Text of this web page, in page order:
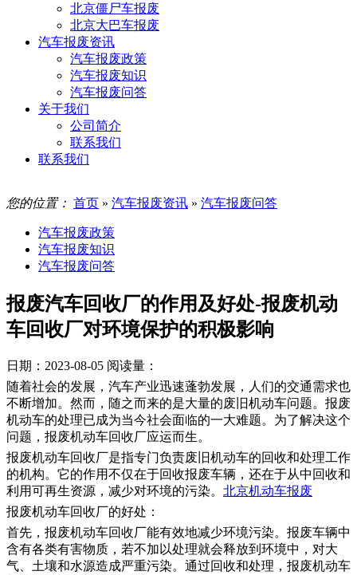
北京僵尸车报废
北京大巴车报废
汽车报废资讯
汽车报废政策
汽车报废知识
汽车报废问答
关于我们
公司简介
联系我们
联系我们
您的位置： 首页 » 汽车报废资讯 » 汽车报废问答
汽车报废政策
汽车报废知识
汽车报废问答
报废汽车回收厂的作用及好处-报废机动
车回收厂对环境保护的积极影响
日期：2023-08-05 阅读量：
随着社会的发展，汽车产业迅速蓬勃发展，人们的交通需求也
不断增加。然而，随之而来的是大量的废旧机动车问题。报废
机动车的处理已成为当今社会面临的一大难题。为了解决这个
问题，报废机动车回收厂应运而生。
报废机动车回收厂是指专门负责废旧机动车的回收和处理工作
的机构。它的作用不仅在于回收报废车辆，还在于从中回收和
利用可再生资源，减少对环境的污染。 北京机动车报废
报废机动车回收厂的好处：
首先，报废机动车回收厂能有效地减少环境污染。报废车辆中
含有各类有害物质，若不加以处理就会释放到环境中，对大
气、土壤和水源造成严重污染。通过回收和处理，报废机动车